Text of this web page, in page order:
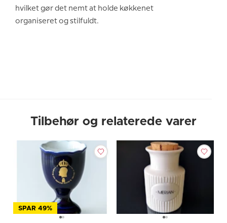
hvilket gør det nemt at holde køkkenet
organiseret og stilfuldt.
Tilbehør og relaterede varer
SPAR 49%